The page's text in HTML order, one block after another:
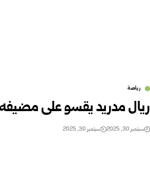
رياضة
ريال مدريد يقسو على
سبتمبر 30, 2025 سبتمبر 30, 2025